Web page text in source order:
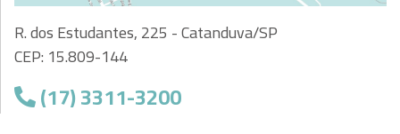
R. dos Estudantes, 225 - Catanduva/SP
CEP: 15.809-144
(17) 3311-3200